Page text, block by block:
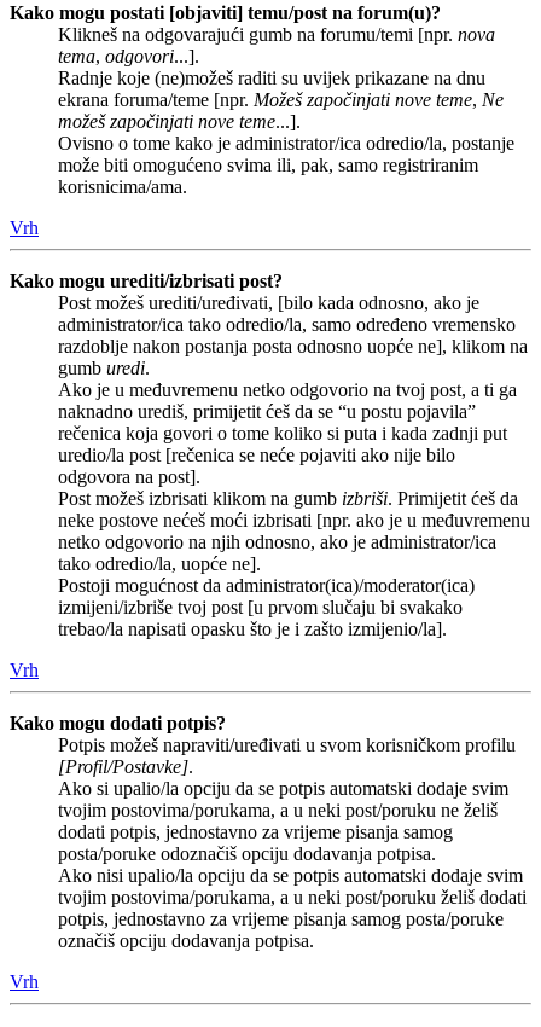
Kako mogu postati [objaviti] temu/post na forum(u)?
Klikneš na odgovarajući gumb na forumu/temi [npr. nova
tema, odgovori...].
Radnje koje (ne)možeš raditi su uvijek prikazane na dnu
ekrana foruma/teme [npr. Možeš započinjati nove teme, Ne
možeš započinjati nove teme...].
Ovisno o tome kako je administrator/ica odredio/la, postanje
može biti omogućeno svima ili, pak, samo registriranim
korisnicima/ama.
Vrh
Kako mogu urediti/izbrisati post?
Post možeš urediti/uređivati, [bilo kada odnosno, ako je
administrator/ica tako odredio/la, samo određeno vremensko
razdoblje nakon postanja posta odnosno uopće ne], klikom na
gumb uredi.
Ako je u međuvremenu netko odgovorio na tvoj post, a ti ga
naknadno urediš, primijetit ćeš da se “u postu pojavila”
rečenica koja govori o tome koliko si puta i kada zadnji put
uredio/la post [rečenica se neće pojaviti ako nije bilo
odgovora na post].
Post možeš izbrisati klikom na gumb izbriši. Primijetit ćeš da
neke postove nećeš moći izbrisati [npr. ako je u međuvremenu
netko odgovorio na njih odnosno, ako je administrator/ica
tako odredio/la, uopće ne].
Postoji mogućnost da administrator(ica)/moderator(ica)
izmijeni/izbriše tvoj post [u prvom slučaju bi svakako
trebao/la napisati opasku što je i zašto izmijenio/la].
Vrh
Kako mogu dodati potpis?
Potpis možeš napraviti/uređivati u svom korisničkom profilu
[Profil/Postavke].
Ako si upalio/la opciju da se potpis automatski dodaje svim
tvojim postovima/porukama, a u neki post/poruku ne želiš
dodati potpis, jednostavno za vrijeme pisanja samog
posta/poruke odoznačiš opciju dodavanja potpisa.
Ako nisi upalio/la opciju da se potpis automatski dodaje svim
tvojim postovima/porukama, a u neki post/poruku želiš dodati
potpis, jednostavno za vrijeme pisanja samog posta/poruke
označiš opciju dodavanja potpisa.
Vrh